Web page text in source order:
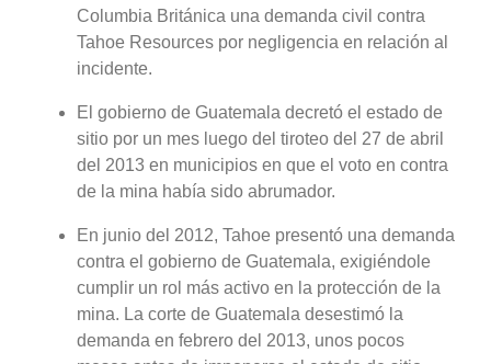
Columbia Británica una demanda civil contra
Tahoe Resources por negligencia en relación al
incidente.
El gobierno de Guatemala decretó el estado de
sitio por un mes luego del tiroteo del 27 de abril
del 2013 en municipios en que el voto en contra
de la mina había sido abrumador.
En junio del 2012, Tahoe presentó una demanda
contra el gobierno de Guatemala, exigiéndole
cumplir un rol más activo en la protección de la
mina. La corte de Guatemala desestimó la
demanda en febrero del 2013, unos pocos